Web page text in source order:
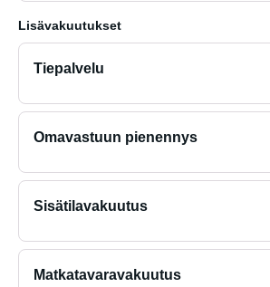
Lisävakuutukset
Tiepalvelu
Omavastuun pienennys
Sisätilavakuutus
Matkatavaravakuutus